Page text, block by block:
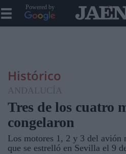
Powered by
Histórico
ANDALUCÍA
Tres de los cuatro
congelaron
Los motores 1, 2 y 3 del
que se estrelló en Sevilla el 9